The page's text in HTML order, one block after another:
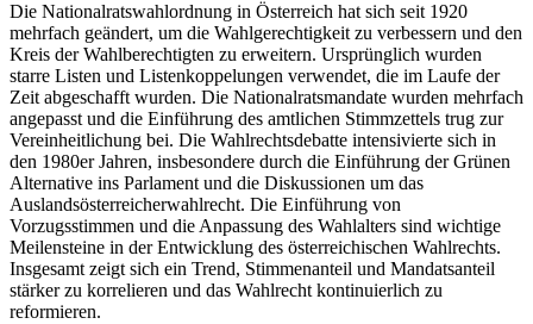
Die Nationalratswahlordnung in Österreich hat sich seit 1920
mehrfach geändert, um die Wahlgerechtigkeit zu verbessern und den
Kreis der Wahlberechtigten zu erweitern. Ursprünglich wurden
starre Listen und Listenkoppelungen verwendet, die im Laufe der
Zeit abgeschafft wurden. Die Nationalratsmandate wurden mehrfach
angepasst und die Einführung des amtlichen Stimmzettels trug zur
Vereinheitlichung bei. Die Wahlrechtsdebatte intensivierte sich in
den 1980er Jahren, insbesondere durch die Einführung der Grünen
Alternative ins Parlament und die Diskussionen um das
Auslandsösterreicherwahlrecht. Die Einführung von
Vorzugsstimmen und die Anpassung des Wahlalters sind wichtige
Meilensteine in der Entwicklung des österreichischen Wahlrechts.
Insgesamt zeigt sich ein Trend, Stimmenanteil und Mandatsanteil
stärker zu korrelieren und das Wahlrecht kontinuierlich zu
reformieren.